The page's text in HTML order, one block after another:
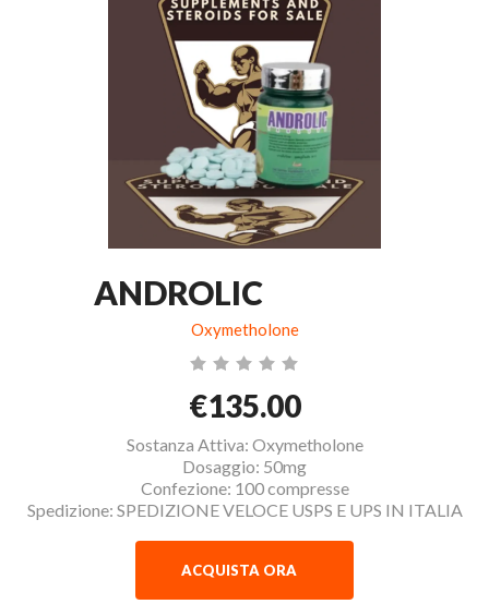
ANDROLIC
Oxymetholone
€135.00
Sostanza Attiva: Oxymetholone
Dosaggio: 50mg
Confezione: 100 compresse
Spedizione: SPEDIZIONE VELOCE USPS E UPS IN ITALIA
ACQUISTA ORA